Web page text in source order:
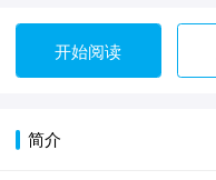
开始阅读
简介